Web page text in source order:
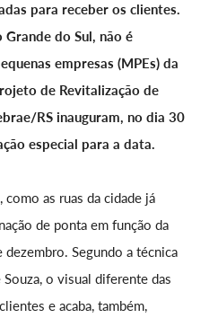
para receber os clientes.
do Sul, não é
empresas (MPEs) da
de Revitalização de
RS inauguram, no dia 30
especial para a data.
as ruas da cidade já
de ponta em função da
Segundo a técnica
Souza, o visual diferente das
e acaba, também,